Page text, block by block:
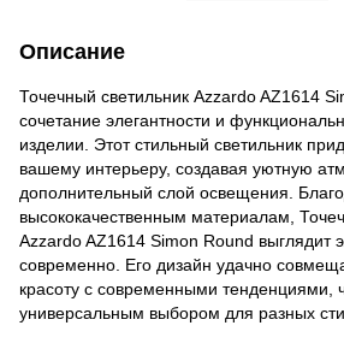
Описание
Точечный светильник Azzardo AZ1614
сочетание элегантности и
изделии. Этот стильный светильник
вашему интерьеру, создавая уютную
дополнительный слой освещения.
высококачественным материалам,
Azzardo AZ1614 Simon Round выглядит
современно. Его дизайн удачно
красоту с современными тенденциями,
универсальным выбором для разных